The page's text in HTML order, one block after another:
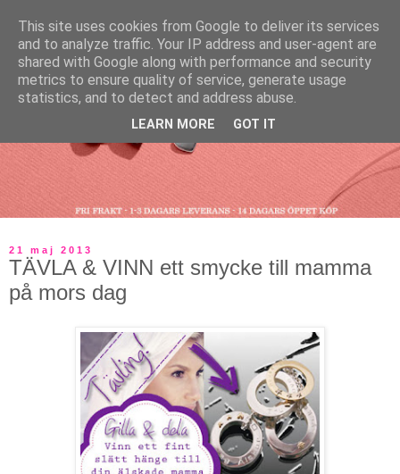
21 maj 2013
TÄVLA & VINN ett smycke till mamma
på mors dag
This site uses cookies from Google to deliver its services
and to analyze traffic. Your IP address and user-agent are
shared with Google along with performance and security
metrics to ensure quality of service, generate usage
statistics, and to detect and address abuse.
LEARN MORE GOT IT